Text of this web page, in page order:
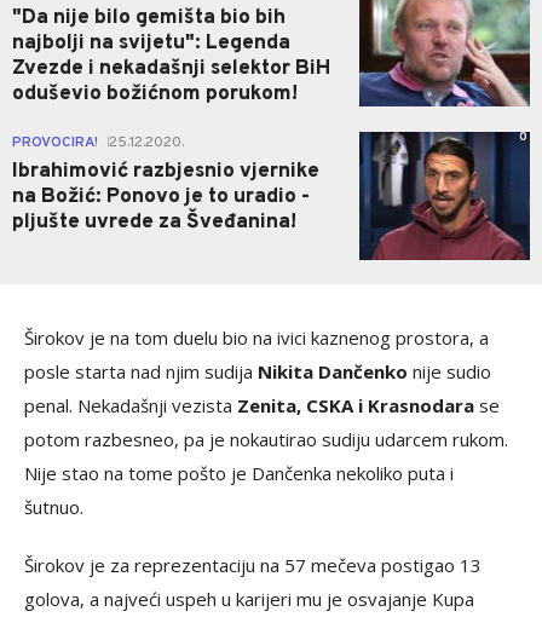
"Da nije bilo gemišta bio bih
najbolji na svijetu": Legenda
Zvezde i nekadašnji selektor BiH
oduševio božićnom porukom!
PROVOCIRA! 25.12.2020.
Ibrahimović razbjesnio vjernike
na Božić: Ponovo je to uradio -
pljušte uvrede za Šveđanina!
0
Širokov je na tom duelu bio na ivici kaznenog prostora, a
posle starta nad njim sudija Nikita Dančenko nije sudio
penal. Nekadašnji vezista Zenita, CSKA i Krasnodara se
potom razbesneo, pa je nokautirao sudiju udarcem rukom.
Nije stao na tome pošto je Dančenka nekoliko puta i
šutnuo.
Širokov je za reprezentaciju na 57 mečeva postigao 13
golova, a najveći uspeh u karijeri mu je osvajanje Kupa